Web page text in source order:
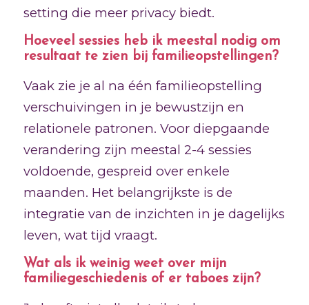
setting die meer privacy biedt.
Hoeveel sessies heb ik meestal nodig om
resultaat te zien bij familieopstellingen?
Vaak zie je al na één familieopstelling
verschuivingen in je bewustzijn en
relationele patronen. Voor diepgaande
verandering zijn meestal 2-4 sessies
voldoende, gespreid over enkele
maanden. Het belangrijkste is de
integratie van de inzichten in je dagelijks
leven, wat tijd vraagt.
Wat als ik weinig weet over mijn
familiegeschiedenis of er taboes zijn?